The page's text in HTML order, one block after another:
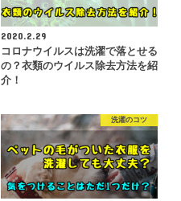
2020.2.29
コロナウイルスは洗濯で落とせる
の？衣類のウイルス除去方法を紹
介！
洗濯のコツ